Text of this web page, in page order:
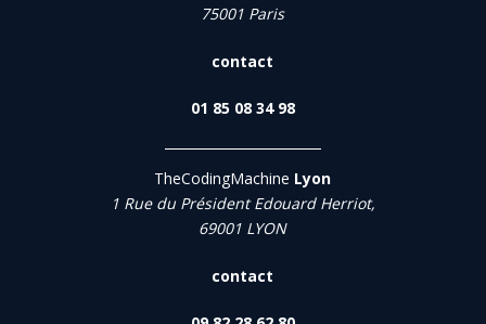
75001 Paris
contact
01 85 08 34 98
TheCodingMachine Lyon
1 Rue du Président Edouard Herriot,
69001 LYON
contact